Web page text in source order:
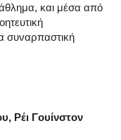
και μέσα από
συναρπαστική
Ρέι Γουίνστον